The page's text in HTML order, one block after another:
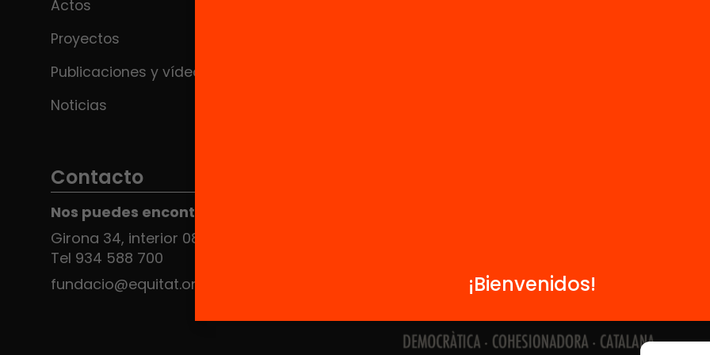
Actos
Proyectos
Publicaciones y vídeos
Noticias
Contacto
Nos puedes encontrar en el HUB Social
Girona 34, interior 08010 Barcelona
Tel 934 588 700
fundacio@equitat.org
¡Bienvenidos!